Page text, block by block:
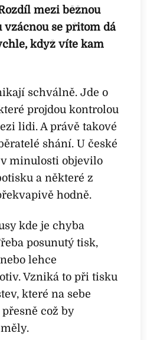
mezi běžnou
vzácnou se přitom dá
když víte kam
schválně. Jde o
projdou kontrolou
lidi. A právě takové
shání. U české
minulosti objevilo
a některé z
hodně.
kde je chyba
posunutý tisk,
lehce
Vzniká to při tisku
které na sebe
což by